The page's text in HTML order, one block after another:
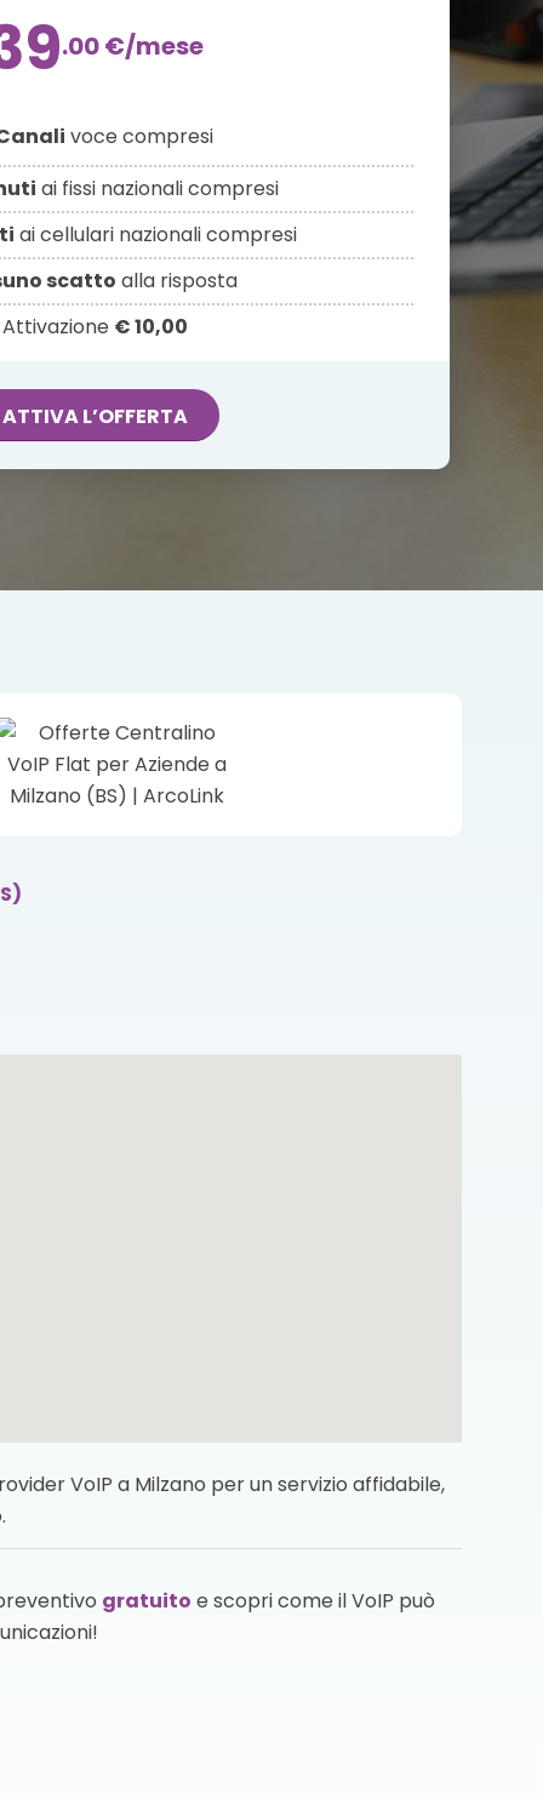
.00€/mese
voce compresi
ai fissi nazionali compresi
ai cellulari nazionali compresi
scatto alla risposta
Attivazione € 10,00
ATTIVA L’OFFERTA
VoIP a Milzano per un servizio affidabile,
gratuito e scopri come il VoIP può